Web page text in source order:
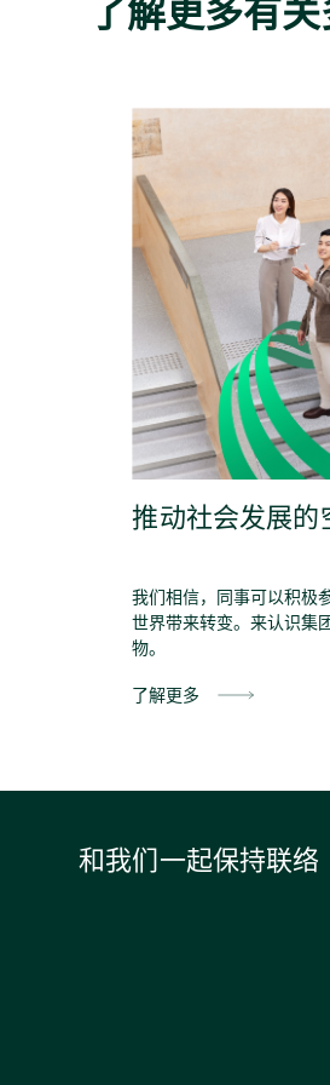
了解更多有
推动社会发展的
我们相信，同事可以积极
世界带来转变。来认识集
物。
了解更多
和我们一起保持联络